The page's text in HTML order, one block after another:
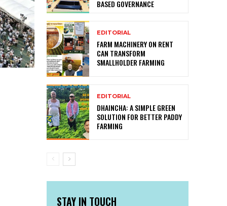
BASED GOVERNANCE
EDITORIAL
FARM MACHINERY ON RENT
CAN TRANSFORM
SMALLHOLDER FARMING
EDITORIAL
DHAINCHA: A SIMPLE GREEN
SOLUTION FOR BETTER PADDY
FARMING
STAY IN TOUCH